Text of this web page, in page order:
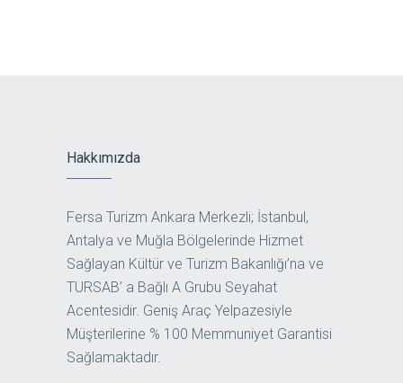
Hakkımızda
Fersa Turizm Ankara Merkezli; İstanbul,
Antalya ve Muğla Bölgelerinde Hizmet
Sağlayan Kültür ve Turizm Bakanlığı’na ve
TURSAB’ a Bağlı A Grubu Seyahat
Acentesidir. Geniş Araç Yelpazesiyle
Müşterilerine % 100 Memmuniyet Garantisi
Sağlamaktadır.